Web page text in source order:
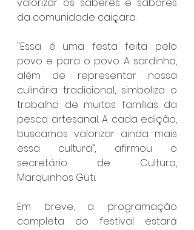
valorizar os saberes e sabores
da comunidade caiçara.
"Essa é uma festa feita pelo
povo e para o povo. A sardinha,
além de representar nossa
culinária tradicional, simboliza o
trabalho de muitas famílias da
pesca artesanal. A cada edição,
buscamos valorizar ainda mais
essa cultura”, afirmou o
secretário de Cultura,
Marquinhos Guti.
Em breve, a programação
completa do festival estará